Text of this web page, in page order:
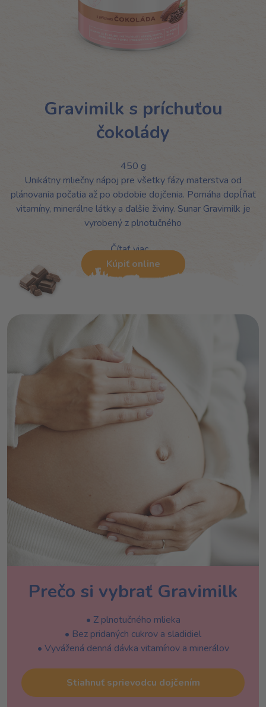
Gravimilk s príchuťou
čokolády
450 g
Unikátny mliečny nápoj pre všetky fázy materstva od
plánovania počatia až po obdobie dojčenia. Pomáha dopĺňať
vitamíny, minerálne látky a ďalšie živiny. Sunar Gravimilk je
vyrobený z plnotučného
Čítať viac
Kúpiť online
Prečo si vybrať Gravimilk
• Z plnotučného mlieka
• Bez pridaných cukrov a sladidiel
• Vyvážená denná dávka vitamínov a minerálov
Stiahnuť sprievodcu dojčením